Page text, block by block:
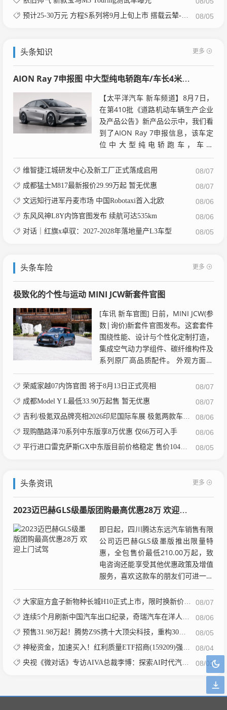
08/05
预计25-30万元 方程S系列将9月上旬上市 搭载云辇-M/续航900km
头条知识 更多
AION Ray 7申报图 中大型纯电轿跑车/车长4米96 竞争小米SU7
【太平洋汽车 新车频道】8月7日，
在第410批《道路机动车辆生产企业
及产品公告》新产品公示中，我们看
到了AION Ray 7申报信息，该车定
位中大型纯电轿跑车，车长
4960mm，轴距2920mm，采用最
新家族式设计和...
08/07
维智捷江城研发中心及新工厂正式落成启用
08/07
成都猛士M817最新报价29.99万起 暂无优惠
08/06
文远知行进军丹麦市场 中国Robotaxi首入北欧
08/06
东风风神L8Y内饰官图发布 续航可达535km
08/05
对话｜红旗x卓驭：2027-2028年落地量产L3车型
头条车险 更多
极致化的个性与运动 MINI JCW新套件官图
[车讯 新车官图] 日前，MINI JCW(参
数|询价)新套件官图发布。这套套件
围绕性能、设计与个性化定制打造，
集成空气动力学组件、碳纤维构件及
系列原厂高品质配件。 外观方面，
新增靛蓝日落蓝专属配色，全套搭载
MINI...
08/07
荣威家越07内饰官图 将于8月13日正式亮相
08/07
成都Model Y L最低33.90万起售 暂无优惠
08/06
吉利/极氪双品牌亮相2026印尼国际车展 极氪两款车型当地首秀
08/06
现购酷路泽70系列中东版享8万优惠 仅66万可入手
08/05
平行进口雷克萨斯GX中东版目前价格稳定 售价104万元起
头条资讯 更多
2023迈巴赫GLS级墨版团购最高优惠28万 欢迎上门试驾
即日起，四川腾达东远汽车销售有限
公司迈巴赫GLS级墨版推出限量特
惠，全包售价最低210.00万起，致
电咨询还能享受其他优惠政策及增值
服务，喜欢这款车的朋友们可进一步
了解，具体价格详见下表： 迈巴赫
GLS级墨版 本店最...
08/07
大家庭方盒子新物种长城H10正式上市，限时换新价20.18万元起
08/06
连续5个月刷新中国汽车出口纪录，奇瑞汽车在洋人那边卖爆了
08/05
预售31.98万起！腾势Z9S携十大顶尖科技，重构30万级豪华纯电标杆
08/04
神秘资金，加速买入！红利质量ETF招商(159209)强势5连涨！巨人网络、生益科技、海康威视涨超5%
08/02
央视《微对话》专访AIVA总裁李博：探索AI时代汽车产业新路径